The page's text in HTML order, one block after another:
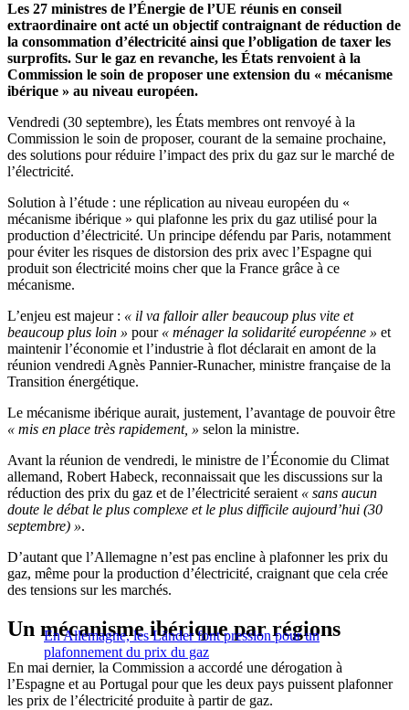
Les 27 ministres de l’Énergie de l’UE réunis en conseil
extraordinaire ont acté un objectif contraignant de réduction de
la consommation d’électricité ainsi que l’obligation de taxer les
surprofits. Sur le gaz en revanche, les États renvoient à la
Commission le soin de proposer une extension du « mécanisme
ibérique » au niveau européen.
Vendredi (30 septembre), les États membres ont renvoyé à la
Commission le soin de proposer, courant de la semaine prochaine,
des solutions pour réduire l’impact des prix du gaz sur le marché de
l’électricité.
Solution à l’étude : une réplication au niveau européen du «
mécanisme ibérique » qui plafonne les prix du gaz utilisé pour la
production d’électricité. Un principe défendu par Paris, notamment
pour éviter les risques de distorsion des prix avec l’Espagne qui
produit son électricité moins cher que la France grâce à ce
mécanisme.
L’enjeu est majeur : « il va falloir aller beaucoup plus vite et
beaucoup plus loin » pour « ménager la solidarité européenne » et
maintenir l’économie et l’industrie à flot déclarait en amont de la
réunion vendredi Agnès Pannier-Runacher, ministre française de la
Transition énergétique.
Le mécanisme ibérique aurait, justement, l’avantage de pouvoir être
« mis en place très rapidement, » selon la ministre.
Avant la réunion de vendredi, le ministre de l’Économie du Climat
allemand, Robert Habeck, reconnaissait que les discussions sur la
réduction des prix du gaz et de l’électricité seraient « sans aucun
doute le débat le plus complexe et le plus difficile aujourd’hui (30
septembre) ».
D’autant que l’Allemagne n’est pas encline à plafonner les prix du
gaz, même pour la production d’électricité, craignant que cela crée
des tensions sur les marchés.
En Allemagne, les Länder font pression pour un
plafonnement du prix du gaz
Un mécanisme ibérique par régions
En mai dernier, la Commission a accordé une dérogation à
l’Espagne et au Portugal pour que les deux pays puissent plafonner
les prix de l’électricité produite à partir de gaz.